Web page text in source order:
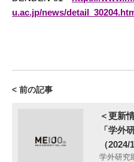
u.ac.jp/news/
< 前の記事
＜更新
「学外
（2024/
学外研究